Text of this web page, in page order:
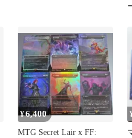
¥6,400
MTG Secret Lair x FF: